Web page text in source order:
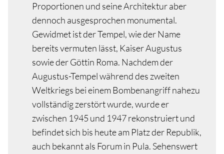
Proportionen und seine Architektur aber
dennoch ausgesprochen monumental.
Gewidmet ist der Tempel, wie der Name
bereits vermuten lässt, Kaiser Augustus
sowie der Göttin Roma. Nachdem der
Augustus-Tempel während des zweiten
Weltkriegs bei einem Bombenangriff nahezu
vollständig zerstört wurde, wurde er
zwischen 1945 und 1947 rekonstruiert und
befindet sich bis heute am Platz der Republik,
auch bekannt als Forum in Pula. Sehenswert